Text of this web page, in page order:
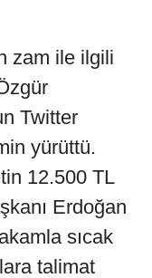
zam ile ilgili
Twitter
yürüttü.
12.500 TL
Erdoğan
sıcak
talimat